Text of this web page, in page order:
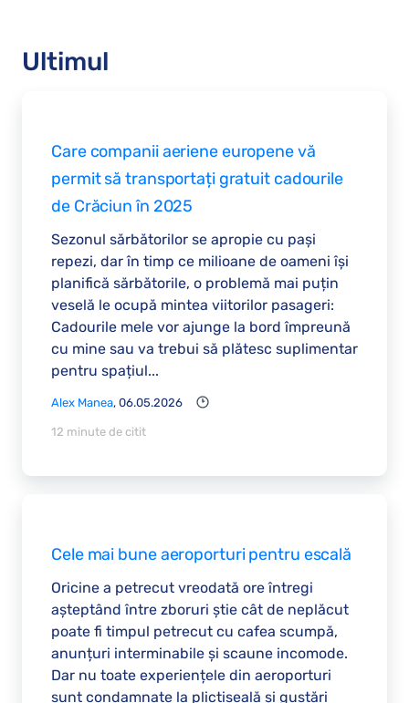
Ultimul
Care companii aeriene europene vă
permit să transportați gratuit cadourile
de Crăciun în 2025
Sezonul sărbătorilor se apropie cu pași
repezi, dar în timp ce milioane de oameni își
planifică sărbătorile, o problemă mai puțin
veselă le ocupă mintea viitorilor pasageri:
Cadourile mele vor ajunge la bord împreună
cu mine sau va trebui să plătesc suplimentar
pentru spațiul...
Alex Manea, 06.05.2026
12 minute de citit
Cele mai bune aeroporturi pentru escală
Oricine a petrecut vreodată ore întregi
așteptând între zboruri știe cât de neplăcut
poate fi timpul petrecut cu cafea scumpă,
anunțuri interminabile și scaune incomode.
Dar nu toate experiențele din aeroporturi
sunt condamnate la plictiseală și gustări